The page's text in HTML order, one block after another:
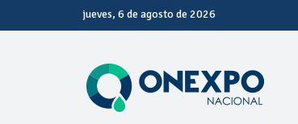
jueves, 6 de agosto de 2026